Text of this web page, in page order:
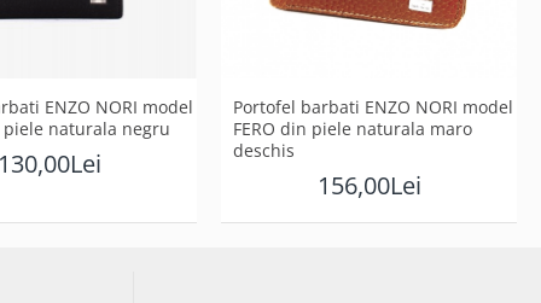
ENZO NORI model
piele naturala negru
130,00Lei
Portofel barbati ENZO NORI model
FERO din piele naturala maro
deschis
156,00Lei